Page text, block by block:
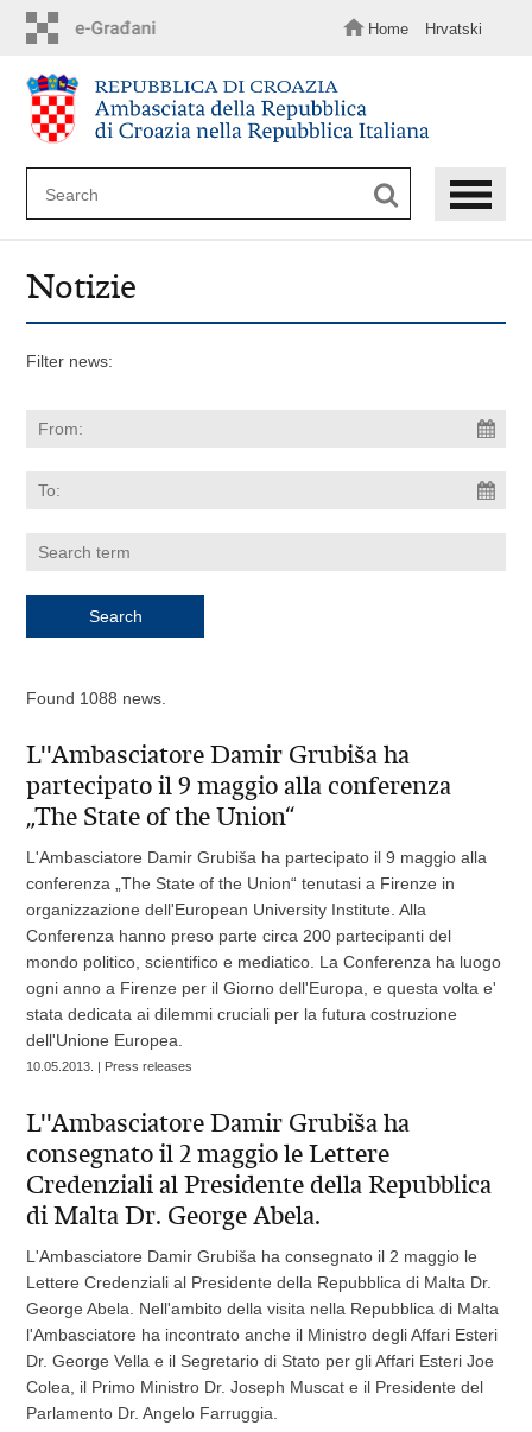
content
Home Hrvatski
Notizie
Filter news:
Found 1088 news.
L''Ambasciatore Damir Grubiša ha
partecipato il 9 maggio alla conferenza
„The State of the Union“
L'Ambasciatore Damir Grubiša ha partecipato il 9 maggio alla
conferenza „The State of the Union“ tenutasi a Firenze in
organizzazione dell'European University Institute. Alla
Conferenza hanno preso parte circa 200 partecipanti del
mondo politico, scientifico e mediatico. La Conferenza ha luogo
ogni anno a Firenze per il Giorno dell'Europa, e questa volta e'
stata dedicata ai dilemmi cruciali per la futura costruzione
dell'Unione Europea.
10.05.2013. | Press releases
L''Ambasciatore Damir Grubiša ha
consegnato il 2 maggio le Lettere
Credenziali al Presidente della Repubblica
di Malta Dr. George Abela.
L'Ambasciatore Damir Grubiša ha consegnato il 2 maggio le
Lettere Credenziali al Presidente della Repubblica di Malta Dr.
George Abela. Nell'ambito della visita nella Repubblica di Malta
l'Ambasciatore ha incontrato anche il Ministro degli Affari Esteri
Dr. George Vella e il Segretario di Stato per gli Affari Esteri Joe
Colea, il Primo Ministro Dr. Joseph Muscat e il Presidente del
Parlamento Dr. Angelo Farruggia.